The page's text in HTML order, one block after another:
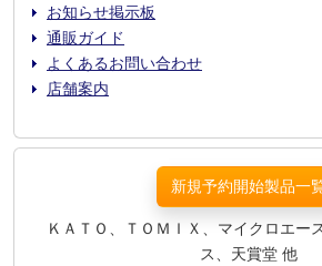
お知らせ掲示板
通販ガイド
よくあるお問い合わせ
店舗案内
新規予約開始製品一
ＫＡＴＯ、ＴＯＭＩＸ、マイクロエー
ス、天賞堂 他